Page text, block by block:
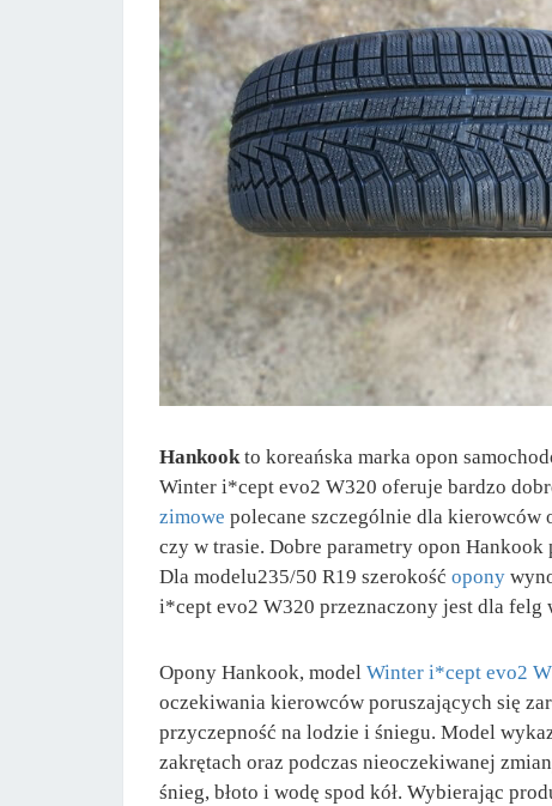
Hankookto koreańska marka opon
Winter i*cept evo2 W320 oferuje bardzo
zimowe polecane szczególnie dla kierowców
czy w trasie. Dobre parametry opon
Dla modelu235/50 R19 szerokość opony
i*cept evo2 W320 przeznaczony jest dla felg
Opony Hankook, model Winter i*cept evo2
oczekiwania kierowców poruszających się
przyczepność na lodzie i śniegu. Model
zakrętach oraz podczas nieoczekiwanej
śnieg, błoto i wodę spod kół. Wybierając